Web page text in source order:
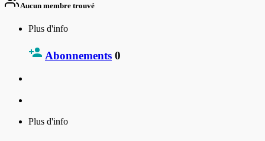
Aucun membre trouvé
Plus d'info
Abonnements 0
Plus d'info